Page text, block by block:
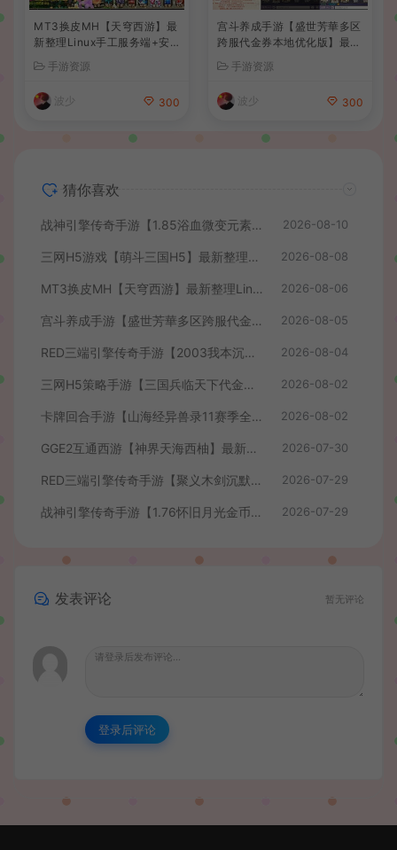
MT3换皮MH【天穹西游】最
新整理Linux手工服务端+安
建教程+全套源码+视频教程
手游资源
波少 300
宫斗养成手游【盛世芳華多区
跨服代金券本地优化版】最新
手工服务端+CDK授权后台
+安卓+详细搭建教程
手游资源
波少 300
猜你喜欢
战神引擎传奇手游【1.85浴血微变元素三大陆-白猪3】最新整理Win系复古服务端+安卓苹果双端+GM授权后台+详细搭建教程 2026-08-10
三网H5游戏【萌斗三国H5】最新整理WIN系服务端+GM后台+详细搭建教程 2026-08-08
MT3换皮MH【天穹西游】最新整理Linux手工服务端+安卓苹果双端+GM后台+详细搭建教程+全套源码+视频教程 2026-08-06
宫斗养成手游【盛世芳華多区跨服代金券本地优化版】最新整理单机一键即玩端+Linux手工服务端+CDK授权后台+安卓+详细搭建教程 2026-08-05
RED三端引擎传奇手游【2003我本沉默】最新整理Win系服务端+安卓苹果PC三端+详细搭建教程 2026-08-04
三网H5策略手游【三国兵临天下代金券内购七合修复版】最新整理单机一键即玩镜像端+Linux手工服务端+管理后台+GM授权后台+简易安卓客户端+详细搭建教程+视频教程 2026-08-02
卡牌回合手游【山海经异兽录11赛季全人物代金券内购版】最新整理WIN系服务端+授权GM后台+管理后台+热更修改工具+安卓+详细搭建教程 2026-08-02
GGE2互通西游【神界天海西柚】最新整理Win系服务端+安卓苹果PC三端+内置GM工具+全套源码+详细搭建教程+视频教程 2026-07-30
RED三端引擎传奇手游【聚义木剑沉默高仿嘟嘟沉默】最新整理Win系服务端+安卓苹果PC三端+详细搭建教程 2026-07-29
战神引擎传奇手游【1.76怀旧月光金币版】最新整理Win系复古服务端+安卓苹果双端+GM授权物品后台+详细搭建教程 2026-07-29
发表评论 暂无评论
登录后评论